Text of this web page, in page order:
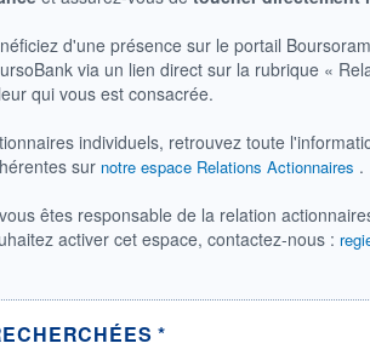
d'une présence sur le portail
via un lien direct sur la rubrique «
qui vous est consacrée.
individuels, retrouvez toute
sur notre espace Relations Actionnaires .
êtes responsable de la relation
activer cet espace, contactez-nous :
*